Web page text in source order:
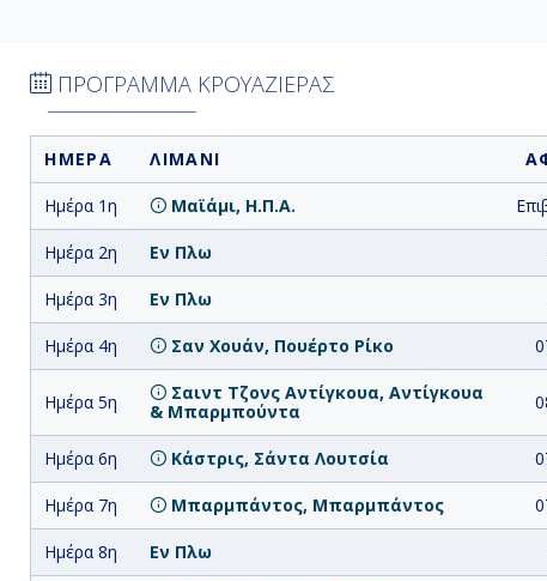
ΠΡΟΓΡΑΜΜΑ ΚΡΟΥΑΖΙΕΡΑΣ
ΗΜΕΡΑ ΛΙΜΑΝΙ
Ημέρα 1η Μαϊάμι, Η.Π.Α.
Ημέρα 2η Εν Πλω
Ημέρα 3η Εν Πλω
Ημέρα 4η Σαν Χουάν, Πουέρτο Ρίκο
Ημέρα 5η
Σαιντ Τζονς Αντίγκουα, Αντίγκουα
& Μπαρμπούντα
Ημέρα 6η Κάστρις, Σάντα Λουτσία
Ημέρα 7η Μπαρμπάντος, Μπαρμπάντος
Ημέρα 8η Εν Πλω